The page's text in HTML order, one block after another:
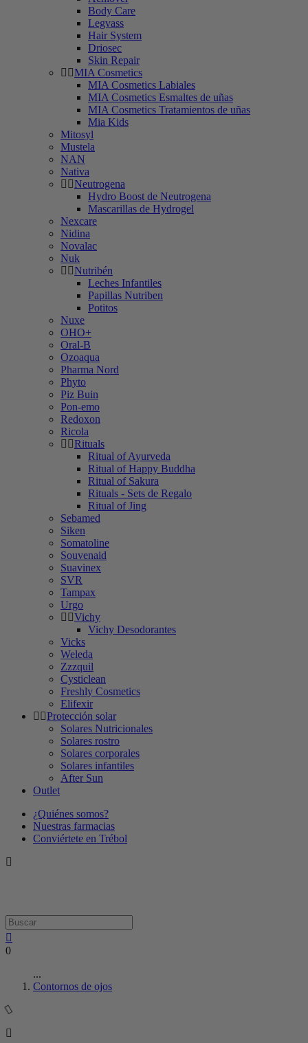
Body Care
Legvass
Hair System
Driosec
Skin Repair
MIA Cosmetics
MIA Cosmetics Labiales
MIA Cosmetics Esmaltes de uñas
MIA Cosmetics Tratamientos de uñas
Mia Kids
Mitosyl
Mustela
NAN
Nativa
Neutrogena
Hydro Boost de Neutrogena
Mascarillas de Hydrogel
Nexcare
Nidina
Novalac
Nuk
Nutribén
Leches Infantiles
Papillas Nutriben
Potitos
Nuxe
OHO+
Oral-B
Ozoaqua
Pharma Nord
Phyto
Piz Buin
Pon-emo
Redoxon
Ricola
Rituals
Ritual of Ayurveda
Ritual of Happy Buddha
Ritual of Sakura
Rituals - Sets de Regalo
Ritual of Jing
Sebamed
Siken
Somatoline
Souvenaid
Suavinex
SVR
Tampax
Urgo
Vichy
Vichy Desodorantes
Vicks
Weleda
Zzzquil
Cysticlean
Freshly Cosmetics
Elifexir
Protección solar
Solares Nutricionales
Solares rostro
Solares corporales
Solares infantiles
After Sun
Outlet
¿Quiénes somos?
Nuestras farmacias
Conviértete en Trébol
0
...
Contornos de ojos